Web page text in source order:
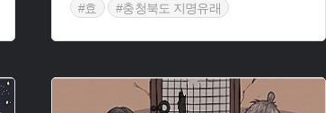
#효
#충청북도 지명유래